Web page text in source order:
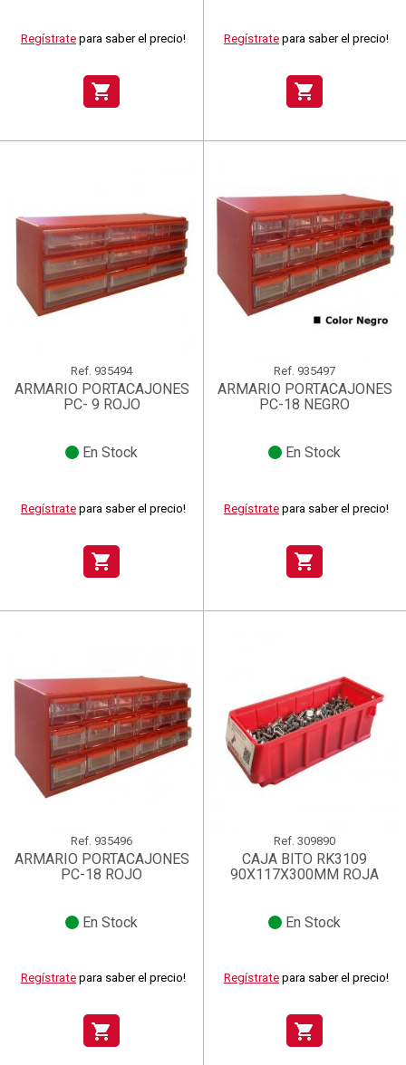
Regístrate para saber el precio!
shopping_cart
Regístrate para saber el precio!
shopping_cart
Ref. 935494
ARMARIO PORTACAJONES
PC- 9 ROJO
En Stock
Regístrate para saber el precio!
shopping_cart
Ref. 935497
ARMARIO PORTACAJONES
PC-18 NEGRO
En Stock
Regístrate para saber el precio!
shopping_cart
Ref. 935496
ARMARIO PORTACAJONES
PC-18 ROJO
En Stock
Regístrate para saber el precio!
shopping_cart
Ref. 309890
CAJA BITO RK3109
90X117X300MM ROJA
En Stock
Regístrate para saber el precio!
shopping_cart